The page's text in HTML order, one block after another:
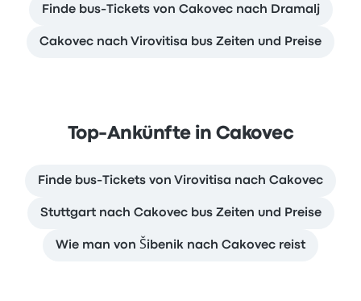
Finde bus-Tickets von Cakovec nach Dramalj
Cakovec nach Virovitisa bus Zeiten und Preise
Top-Ankünfte in Cakovec
Finde bus-Tickets von Virovitisa nach Cakovec
Stuttgart nach Cakovec bus Zeiten und Preise
Wie man von Šibenik nach Cakovec reist